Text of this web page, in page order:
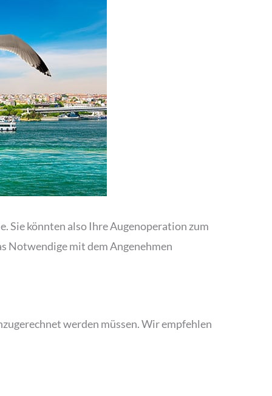
Sie könnten also Ihre Augenoperation zum
Notwendige mit dem Angenehmen
werden müssen. Wir empfehlen